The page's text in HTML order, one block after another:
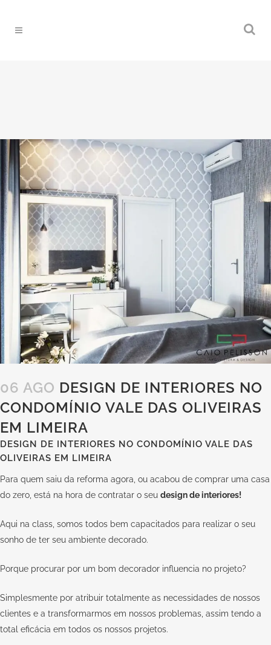
06 AGO DESIGN DE INTERIORES NO
CONDOMÍNIO VALE DAS OLIVEIRAS
EM LIMEIRA
DESIGN DE INTERIORES NO CONDOMÍNIO VALE DAS
OLIVEIRAS EM LIMEIRA
Para quem saiu da reforma agora, ou acabou de comprar uma casa
do zero, está na hora de contratar o seu design de interiores!
Aqui na class , somos todos bem capacitados para realizar o seu
sonho de ter seu ambiente decorado.
Porque procurar por um bom decorador influencia no projeto?
Simplesmente por atribuir totalmente as necessidades de nossos
clientes e a transformarmos em nossos problemas, assim tendo a
total eficácia em todos os nossos projetos.